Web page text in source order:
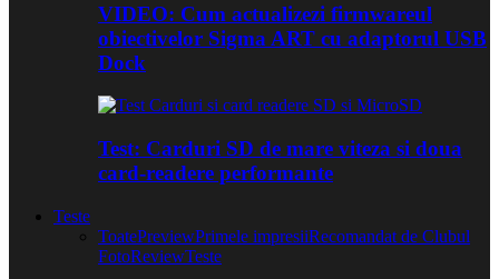
VIDEO: Cum actualizezi firmwareul
obiectivelor Sigma ART cu adaptorul USB
Dock
Test: Carduri SD de mare viteza si doua
card-readere performante
Teste
ToatePreviewPrimele impresiiRecomandat de Clubul
FotoReviewTeste